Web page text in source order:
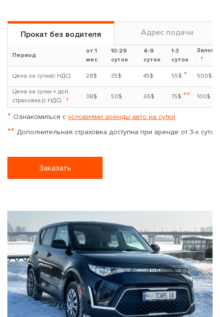
Прокат без водителя Адрес подачи
Период
от 1
мес.
10-29
суток
4-9
суток
1-3
суток
Залог
?
Цена за сутки(с НДС) 28$ 35$ 45$ 55$ * 500$
Цена за сутки + доп.
страховка (с НДС)
?
38$ 50$ 65$ 75$ ** 100$
* Ознакомиться с условиями аренды авто на сутки
** Дополнительная страховка доступна при аренде от 3-х суток
Заказать